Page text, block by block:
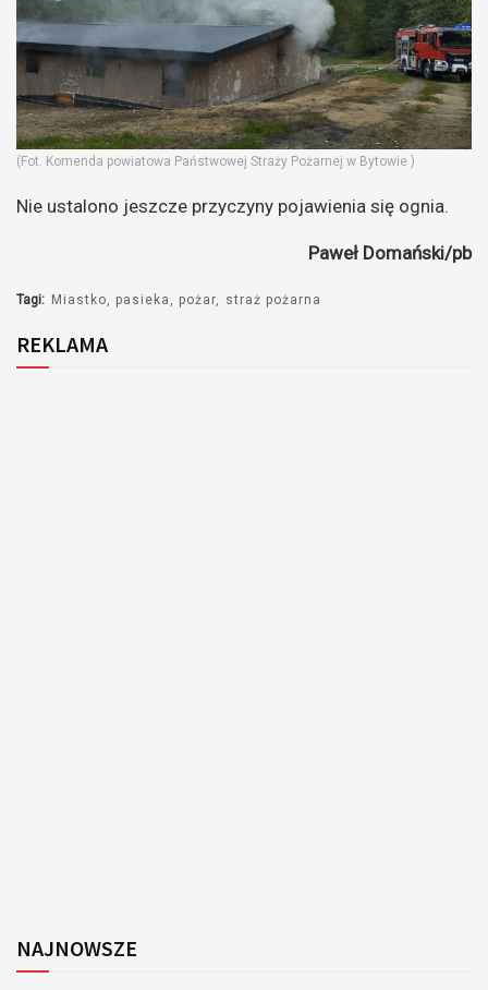
(Fot. Komenda powiatowa Państwowej Straży Pożarnej w Bytowie )
Nie ustalono jeszcze przyczyny pojawienia się ognia.
Paweł Domański/pb
Tagi: Miastko pasieka pożar straż pożarna
REKLAMA
NAJNOWSZE